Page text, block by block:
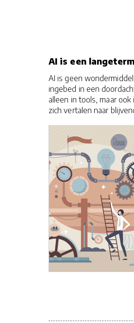
AI is een
AI is geen
ingebed in een
alleen in tools, maar
zich vertalen naar